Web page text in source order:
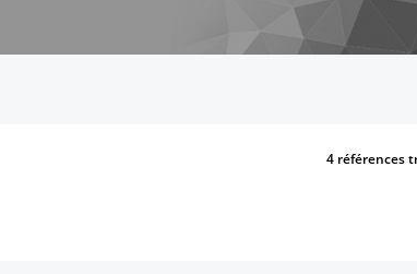
4 références